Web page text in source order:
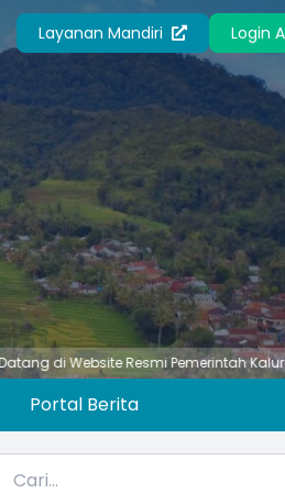
Layanan Mandiri Login
Resmi Pemerintah Kalurahan
Portal Berita